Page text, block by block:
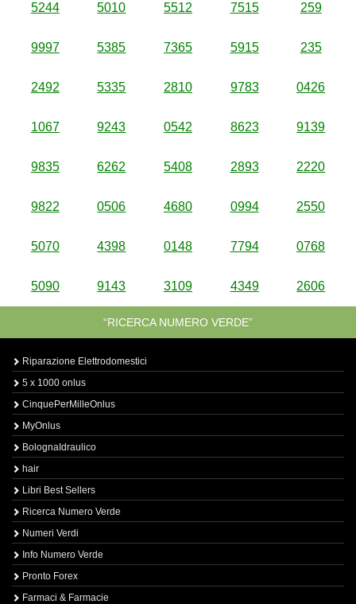
5244 5010 5512 7515 259
9997 5385 7365 5915 235
2492 5335 2810 9783 0426
1067 9243 0542 8623 9139
9835 6262 5408 2893 2220
9822 0506 4680 0994 2550
5070 4398 0148 7794 0768
5090 9143 3109 4349 2606
“RICERCA NUMERO VERDE”
Riparazione Elettrodomestici
5 x 1000 onlus
CinquePerMilleOnlus
MyOnlus
BolognaIdraulico
hair
Libri Best Sellers
Ricerca Numero Verde
Numeri Verdi
Info Numero Verde
Pronto Forex
Farmaci & Farmacie